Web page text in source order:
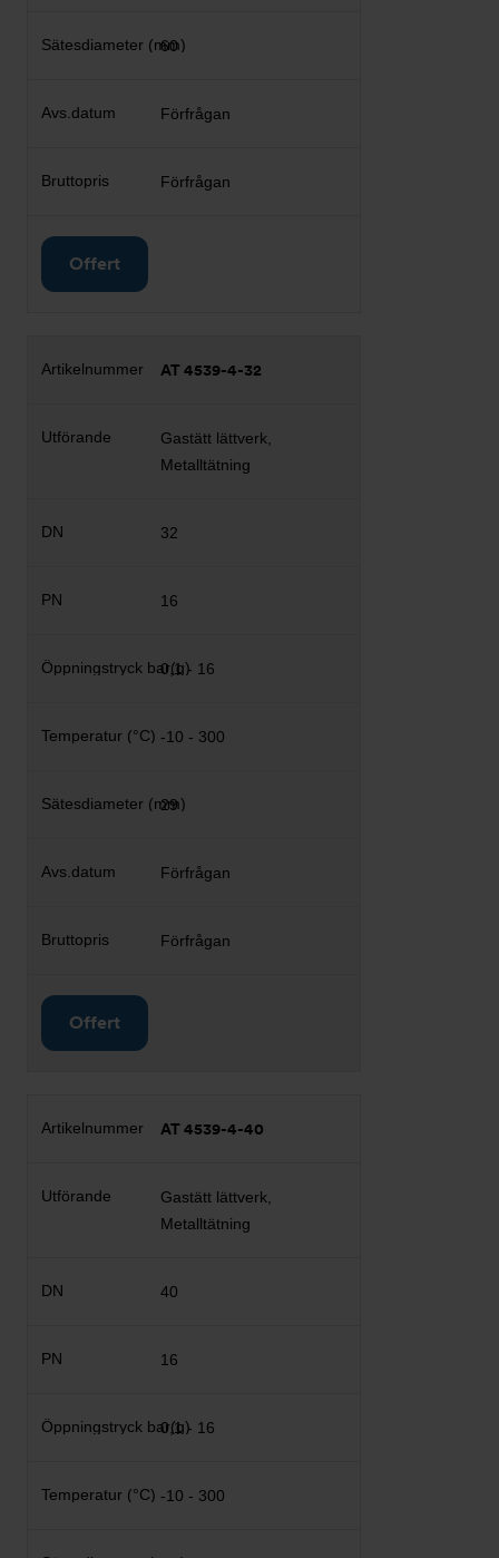
60
Förfrågan
Förfrågan
Offert
AT 4539-4-32
Gastätt lättverk,
Metalltätning
32
16
0,1 - 16
-10 - 300
29
Förfrågan
Förfrågan
Offert
AT 4539-4-40
Gastätt lättverk,
Metalltätning
40
16
0,1 - 16
-10 - 300